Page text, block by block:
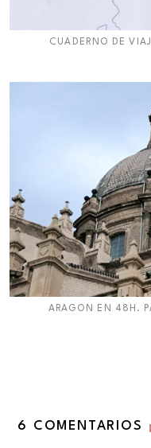
CUADERNO DE
ARAGON EN 48H.
6 COMENTARIOS